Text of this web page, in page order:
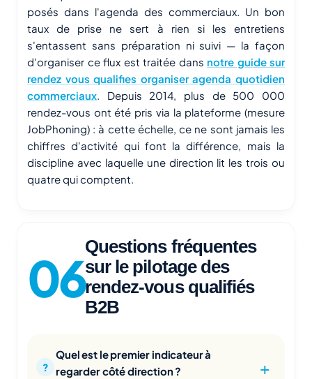
posés dans l'agenda des commerciaux. Un bon
taux de prise ne sert à rien si les entretiens
s'entassent sans préparation ni suivi — la façon
d'organiser ce flux est traitée dans notre guide sur
rendez vous qualifies organiser agenda quotidien
commerciaux. Depuis 2014, plus de 500 000
rendez-vous ont été pris via la plateforme (mesure
JobPhoning) : à cette échelle, ce ne sont jamais les
chiffres d'activité qui font la différence, mais la
discipline avec laquelle une direction lit les trois ou
quatre qui comptent.
Questions fréquentes
sur le pilotage des
rendez-vous qualifiés
B2B
Quel est le premier indicateur à
regarder côté direction ?